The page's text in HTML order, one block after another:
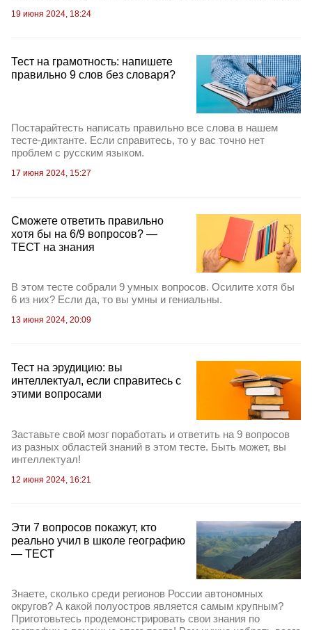
19 июня 2024, 18:24
Тест на грамотность: напишете
правильно 9 слов без словаря?
Постарайтесть написать правильно все слова в нашем
тесте-диктанте. Если справитесь, то у вас точно нет
проблем с русским языком.
17 июня 2024, 15:27
Сможете ответить правильно
хотя бы на 6/9 вопросов? —
ТЕСТ на знания
В этом тесте собрали 9 умных вопросов. Осилите хотя бы
6 из них? Если да, то вы умны и гениальны.
13 июня 2024, 20:09
Тест на эрудицию: вы
интеллектуал, если справитесь с
этими вопросами
Заставьте свой мозг поработать и ответить на 9 вопросов
из разных областей знаний в этом тесте. Быть может, вы
интеллектуал!
12 июня 2024, 16:21
Эти 7 вопросов покажут, кто
реально учил в школе географию
— ТЕСТ
Знаете, сколько среди регионов России автономных
округов? А какой полуостров является самым крупным?
Приготовьтесь продемонстрировать свои знания по